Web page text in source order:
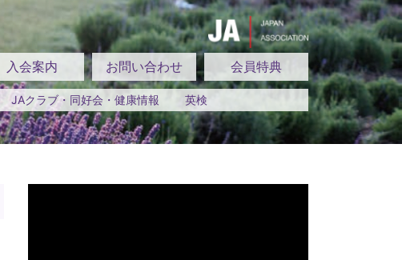
入会案内 お問い合わせ 会員特典
JAクラブ・同好会・健康情報 英検